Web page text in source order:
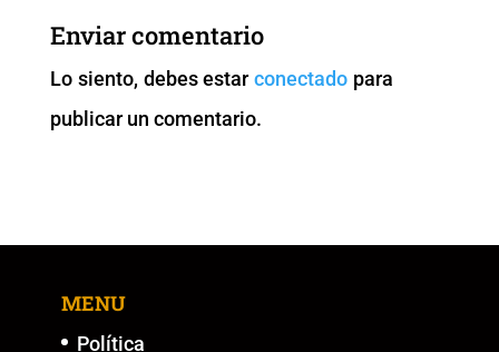
b
o
o
k
A
p
p k
er
Enviar comentario
Lo siento, debes estarconectado para
publicar un comentario.
MENU
Política